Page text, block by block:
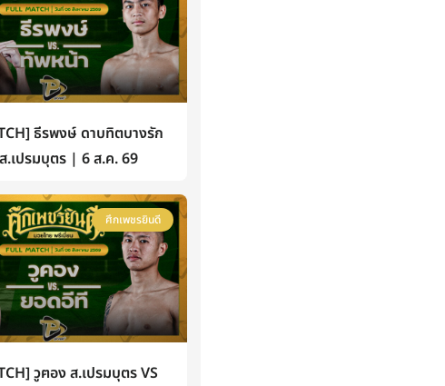
ธีรพงษ์ ดาบทิตบางรัก
.เปรมบุตร | 6 ส.ค. 69
ศึกเพชรยินดี
วูฅอง ส.เปรมบุตร VS